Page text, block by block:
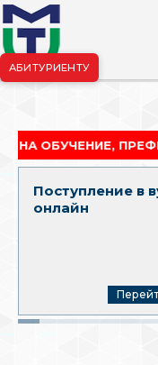
АБИТУРИЕНТУ
Поступление в
онлайн